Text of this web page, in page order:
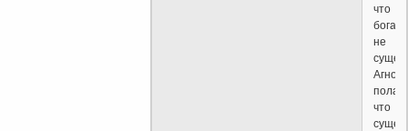
что
бога
не
что